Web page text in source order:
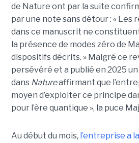
de Nature ont par la suite
par une note sans détour : «
dans ce manuscrit ne
la présence de modes zéro de
dispositifs décrits. » Malgré ce
persévéré et a publié en 2025
dans Natureaffirmant que
moyen d’exploiter ce principe
pour l’ère quantique », la puce
Au début du mois, l’entreprise a